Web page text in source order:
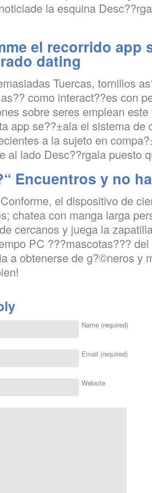
la esquina
el recorrido app
dating
Tuercas, tornillos
como interact??es con
sobre seres emplean
app se?­?±ala el sistema de
a la sujeto en
al lado Desc??rgala puesto
Encuentros y no
el dispositivo de
chatea con manga larga
cercanos y juega la
PC ???mascotas???
a obtenerse de g?©neros y
Name (required)
Email (required)
Website